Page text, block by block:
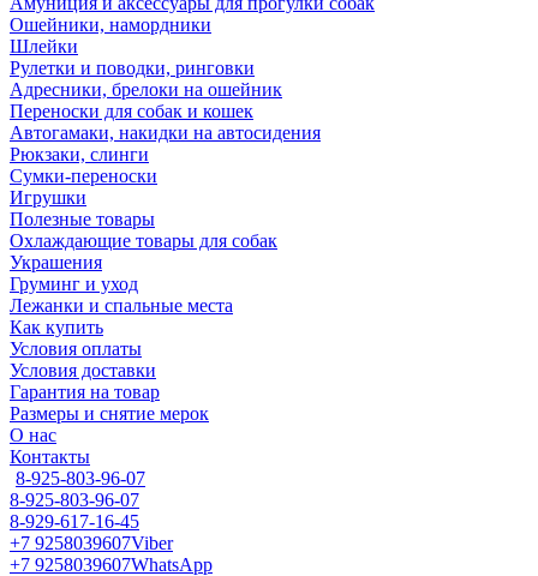
Ошейники, намордники
Шлейки
Рулетки и поводки, ринговки
Адресники, брелоки на ошейник
Переноски для собак и кошек
Автогамаки, накидки на автосидения
Рюкзаки, слинги
Сумки-переноски
Игрушки
Полезные товары
Охлаждающие товары для собак
Украшения
Груминг и уход
Лежанки и спальные места
Как купить
Условия оплаты
Условия доставки
Гарантия на товар
Размеры и снятие мерок
О нас
Контакты
8-925-803-96-07
8-925-803-96-07
8-929-617-16-45
+7 9258039607Viber
+7 9258039607WhatsApp